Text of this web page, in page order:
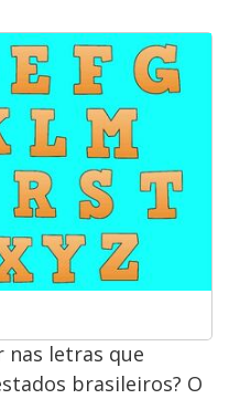
nas letras que
brasileiros? O